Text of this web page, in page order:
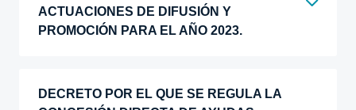
ACTUACIONES DE DIFUSIÓN Y
PROMOCIÓN PARA EL AÑO 2023.
DECRETO POR EL QUE SE REGULA LA